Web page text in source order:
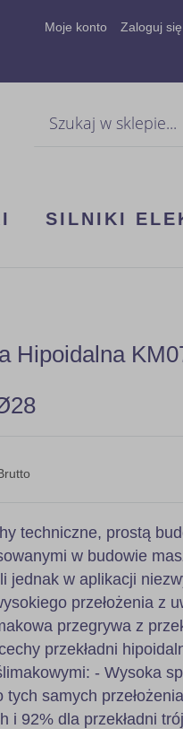
Moje konto Zaloguj się
SILNIKI
Hipoidalna
techniczne, prostą
w budowie
jednak w aplikacji
przełożenia z
przegrywa z
przekładni
- Wysoka
tych samych
i 92% dla przekładni